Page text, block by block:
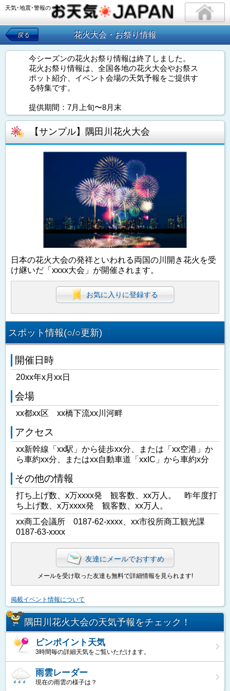
天気･地震･警報の
戻る 花火大会・お祭り情報
今シーズンの花火お祭り情報は終了しました。
花火お祭り情報は、全国各地の花火大会やお祭ス
ポット紹介、イベント会場の天気予報をご提供す
る特集です。
提供期間：7月上旬〜8月末
【サンプル】隅田川花火大会
日本の花火大会の発祥といわれる両国の川開き花火を受
け継いだ「xxxx大会」が開催されます。
お気に入りに登録する
スポット情報(○/○更新)
開催日時
20xx年x月xx日
会場
xx都xx区 xx橋下流xx川河畔
アクセス
xx新幹線「xx駅」から徒歩xx分、または「xx空港」か
ら車約xx分、またはxx自動車道「xxIC」から車約x分
その他の情報
打ち上げ数、x万xxxx発 観客数、xx万人。 昨年度打
ち上げ数、x万xxxx発 観客数、xx万人。
xx商工会議所 0187-62-xxxx、xx市役所商工観光課
0187-63-xxxx
友達にメールでおすすめ
メールを受け取った友達も無料で詳細情報を見られます!
掲載イベント情報について
隅田川花火大会の天気予報をチェック！
ピンポイント天気
3時間毎の詳細天気をご覧いただけます。
雨雲レーダー
現在の雨雲の様子は？